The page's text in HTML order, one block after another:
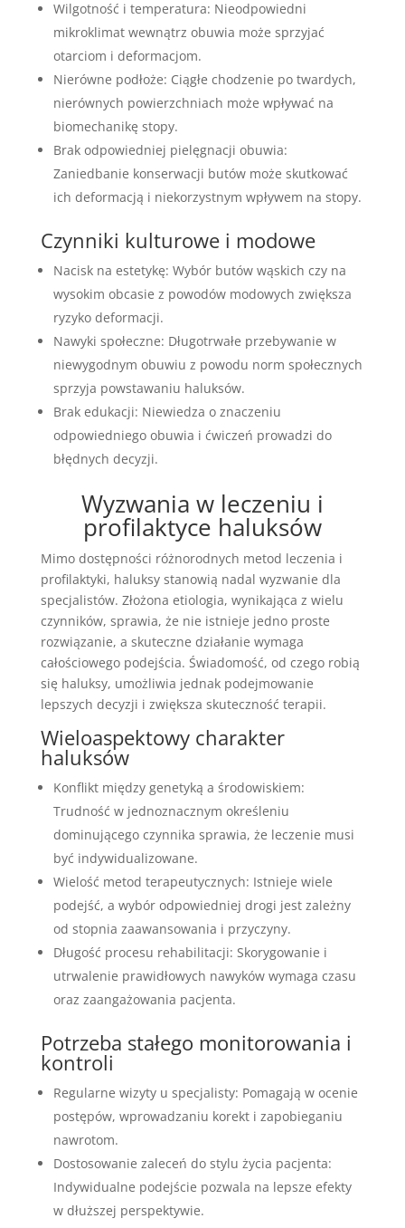
Wilgotność i temperatura: Nieodpowiedni
mikroklimat wewnątrz obuwia może sprzyjać
otarciom i deformacjom.
Nierówne podłoże: Ciągłe chodzenie po twardych,
nierównych powierzchniach może wpływać na
biomechanikę stopy.
Brak odpowiedniej pielęgnacji obuwia:
Zaniedbanie konserwacji butów może skutkować
ich deformacją i niekorzystnym wpływem na stopy.
Czynniki kulturowe i modowe
Nacisk na estetykę: Wybór butów wąskich czy na
wysokim obcasie z powodów modowych zwiększa
ryzyko deformacji.
Nawyki społeczne: Długotrwałe przebywanie w
niewygodnym obuwiu z powodu norm społecznych
sprzyja powstawaniu haluksów.
Brak edukacji: Niewiedza o znaczeniu
odpowiedniego obuwia i ćwiczeń prowadzi do
błędnych decyzji.
Wyzwania w leczeniu i
profilaktyce haluksów
Mimo dostępności różnorodnych metod leczenia i
profilaktyki, haluksy stanowią nadal wyzwanie dla
specjalistów. Złożona etiologia, wynikająca z wielu
czynników, sprawia, że nie istnieje jedno proste
rozwiązanie, a skuteczne działanie wymaga
całościowego podejścia. Świadomość, od czego robią
się haluksy, umożliwia jednak podejmowanie
lepszych decyzji i zwiększa skuteczność terapii.
Wieloaspektowy charakter
haluksów
Konflikt między genetyką a środowiskiem:
Trudność w jednoznacznym określeniu
dominującego czynnika sprawia, że leczenie musi
być indywidualizowane.
Wielość metod terapeutycznych: Istnieje wiele
podejść, a wybór odpowiedniej drogi jest zależny
od stopnia zaawansowania i przyczyny.
Długość procesu rehabilitacji: Skorygowanie i
utrwalenie prawidłowych nawyków wymaga czasu
oraz zaangażowania pacjenta.
Potrzeba stałego monitorowania i
kontroli
Regularne wizyty u specjalisty: Pomagają w ocenie
postępów, wprowadzaniu korekt i zapobieganiu
nawrotom.
Dostosowanie zaleceń do stylu życia pacjenta:
Indywidualne podejście pozwala na lepsze efekty
w dłuższej perspektywie.